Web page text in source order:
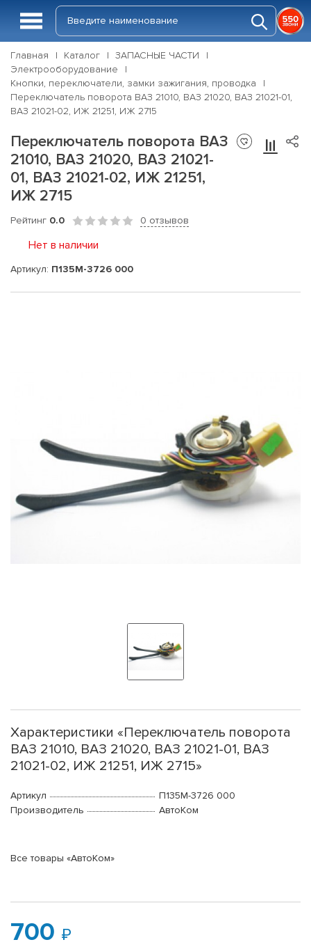
Главная Каталог
ЗАПАСНЫЕ ЧАСТИ
Электрооборудование
Кнопки, переключатели, замки зажигания, проводка
Переключатель поворота ВАЗ 21010, ВАЗ 21020, ВАЗ 21021-01,
ВАЗ 21021-02, ИЖ 21251, ИЖ 2715
Переключатель поворота ВАЗ
21010, ВАЗ 21020, ВАЗ 21021-
01, ВАЗ 21021-02, ИЖ 21251,
ИЖ 2715
Рейтинг 0.0 0 отзывов
Нет в наличии
Артикул: П135М-3726 000
Характеристики «Переключатель поворота
ВАЗ 21010, ВАЗ 21020, ВАЗ 21021-01, ВАЗ
21021-02, ИЖ 21251, ИЖ 2715»
Артикул
П135М-3726 000
Производитель
АвтоКом
Все товары «АвтоКом»
700